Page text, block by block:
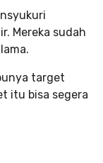
Mereka sudah
target
itu bisa segera